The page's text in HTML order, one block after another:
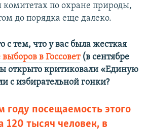
комитетах по охране природы,
до порядка еще далеко.
с тем, что у вас была жесткая
в Госсовет(в сентябре
открыто критиковали «Единую
с избирательной гонки?
году посещаемость этого
120 тысяч человек, в